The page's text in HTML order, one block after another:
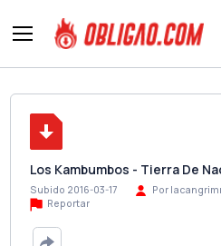
Los Kambumbos - Tierra De
Subido 2016-03-17 Por
Reportar